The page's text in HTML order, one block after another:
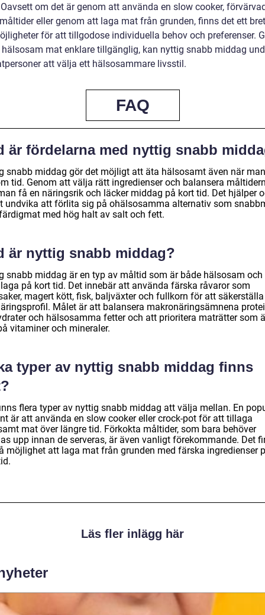
om det är genom att använda en slow cooker,
eller genom att laga mat från grunden, finns det ett
för att tillgodose individuella behov och preferenser.
mat enklare tillgänglig, kan nyttig snabb middag
att välja ett hälsosammare livsstil.
FAQ
är fördelarna med nyttig snabb
snabb middag gör det möjligt att äta hälsosamt även när
tid. Genom att välja rätt ingredienser och balansera
få en näringsrik och läcker middag på kort tid. Det hjälper
undvika att förlita sig på ohälsosamma alternativ som
med hög halt av salt och fett.
är nyttig snabb middag?
snabb middag är en typ av måltid som är både hälsosam
på kort tid. Det innebär att använda färska råvaror som
magert kött, fisk, baljväxter och fullkorn för att
Målet är att balansera makronäringsämnena
och hälsosamma fetter och att prioritera maträtter som
vitaminer och mineraler.
typer av nyttig snabb middag finns
flera typer av nyttig snabb middag att välja mellan. En
är att använda en slow cooker eller crock-pot för att tillaga
mat över längre tid. Förkokta måltider, som bara behöver
upp innan de serveras, är även vanligt förekommande. Det
möjlighet att laga mat från grunden med färska ingredienser
Läs fler inlägg här